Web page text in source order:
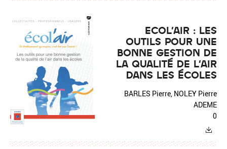
ECOL'AIR : LES
OUTILS POUR UNE
BONNE GESTION DE
LA QUALITÉ DE L'AIR
DANS LES ÉCOLES
BARLES Pierre, NOLEY Pierre
ADEME
0